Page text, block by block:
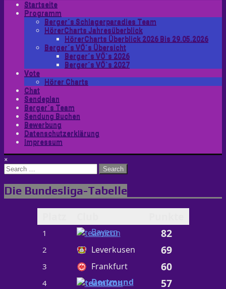
Startseite
Programm
Berger´s Schlagerparadies Team
HörerCharts Jahresüberblick
HörerCharts Überblick 2026 Bis 29.05.2026
Berger´s VÖ´s Übersicht
Berger´s VÖ`s 2026
Berger´s VÖ`s 2027
Vote
Hörer Charts
Chat
Sendeplan
Berger´s Team
Sendung Buchen
Bewerbung
Datenschutzerklärung
Impressum
×
Search
for:
Die Bundesliga-Tabelle
1 Bayern 82
2 Leverkusen 69
3 Frankfurt 60
4 Dortmund 57